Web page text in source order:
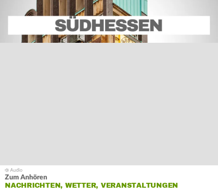
Zum Anhören
NACHRICHTEN, WETTER, VERANSTALTUNGEN